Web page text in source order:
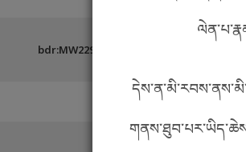
bdr:MW22933_EEA90A